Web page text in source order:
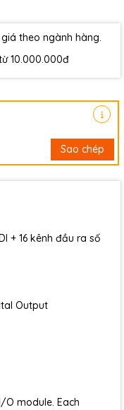
theo ngành hàng.
10.000.000đ
Sao chép
+ 16 kênh đầu ra số
Output
O module. Each